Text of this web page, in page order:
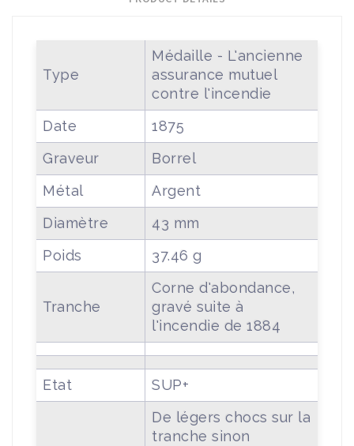
Type
Médaille - L'ancienne
assurance mutuel
contre l'incendie
Date
1875
Graveur
Borrel
Métal
Argent
Diamètre
43 mm
Poids
37.46 g
Tranche
Corne d'abondance,
gravé suite à
l'incendie de 1884
Etat SUP+
De légers chocs sur la
tranche sinon